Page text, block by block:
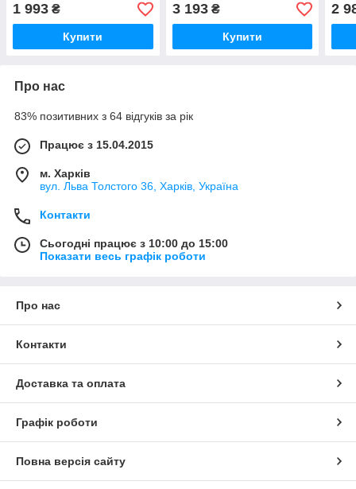
1 993 ₴
Купити
3 193₴
Купити
2
Про нас
83% позитивних з 64 відгуків за рік
Працює з 15.04.2015
м. Харків
вул. Льва Толстого 36, Харків, Україна
Контакти
Сьогодні працює з 10:00 до 15:00
Показати весь графік роботи
Про нас
Контакти
Доставка та оплата
Графік роботи
Повна версія сайту